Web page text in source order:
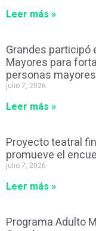
Leer más »
Grandes participó
Mayores para
personas mayores
julio 7, 2026
Leer más »
Proyecto teatral
promueve el
julio 7, 2026
Leer más »
Programa Adulto